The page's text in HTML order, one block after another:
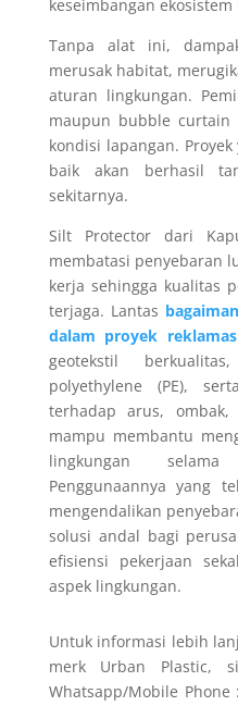
keseimbangan ekosistem
Tanpa alat ini,
merusak habitat,
aturan lingkungan.
maupun bubble curtain
kondisi lapangan.
baik akan berhasil
sekitarnya.
Silt Protector dari
membatasi penyebaran
kerja sehingga kualitas
terjaga. Lantas
dalam proyek
geotekstil
polyethylene (PE),
terhadap arus,
mampu membantu
lingkungan
Penggunaannya yang
mengendalikan
solusi andal bagi
efisiensi pekerjaan
aspek lingkungan.
Untuk informasi lebih
merk Urban Plastic,
Whatsapp/Mobile